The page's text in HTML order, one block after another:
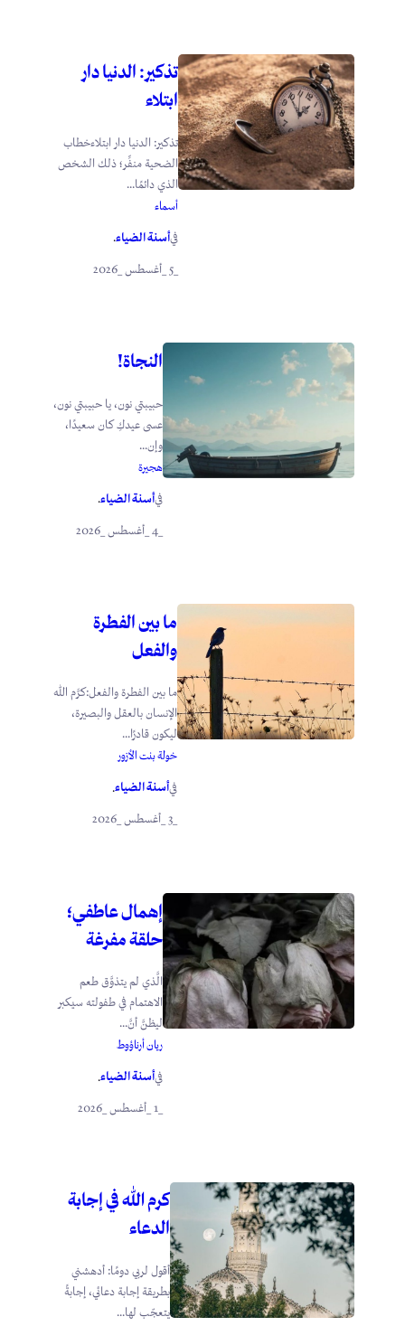
تذكير: الدنيا دار
ابتلاء
تذكير: الدنيا دار ابتلاءخطاب
الضحية منفِّر؛ ذلك الشخص
الذي دائمًا...
أسماء
فيأسنة الضياء.
_5 _أغسطس _2026
النجاة!
حبيبتي نون، يا حبيبتي نون،
عسى عيدكِ كان سعيدًا،
وإن...
هجيرة
فيأسنة الضياء.
ما بين الفطرة
والفعل
ما بين الفطرة والفعل:كرَّم الله
الإنسان بالعقل والبصيرة،
ليكون قادرًا...
خولة بنت الأزور
فيأسنة الضياء.
إهمال عاطفي؛
حلقة مفرغة
الَّذي لم يتذوَّق طعم
الاهتمام في طفولته سيكبر
ليظنَّ أنَّ...
ريان أرناؤوط
فيأسنة الضياء.
_1 _أغسطس _2026
كرم الله في إجابة
الدعاء
أقول لربي دومًا: أدهشني
بطريقة إجابة دعائي، إجابةً
يتعجّب لها...